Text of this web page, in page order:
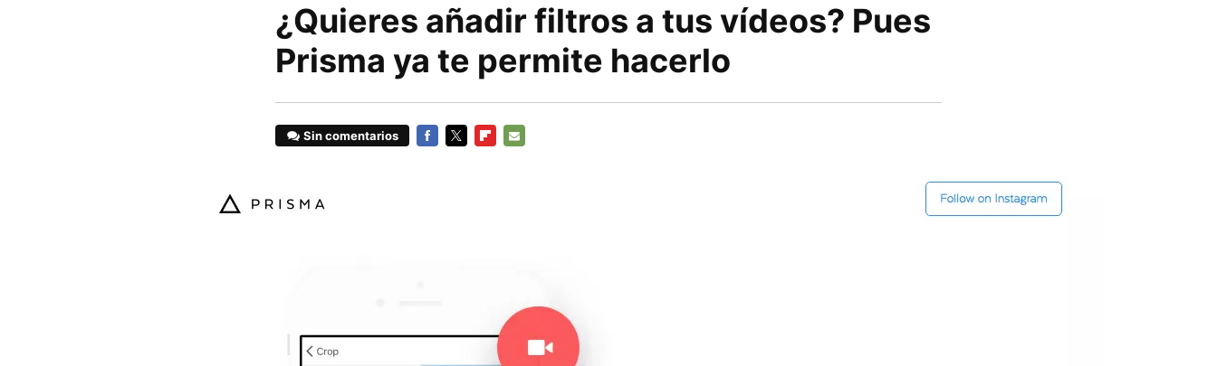
¿Quieres añadir filtros a tus vídeos? Pues
Prisma ya te permite hacerlo
Sin comentarios